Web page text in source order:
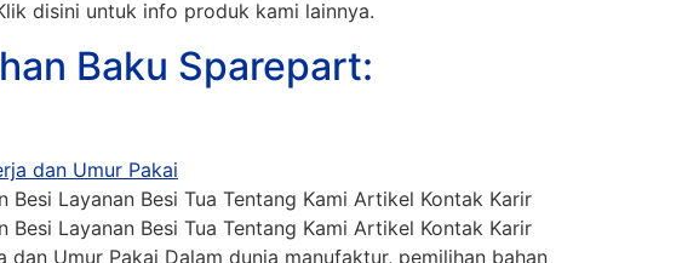
disini untuk info produk kami lainnya.
Baku Sparepart:
Layanan Besi Tua Tentang Kami Artikel Kontak Karir
Layanan Besi Tua Tentang Kami Artikel Kontak Karir
Umur Pakai Dalam dunia manufaktur, pemilihan bahan